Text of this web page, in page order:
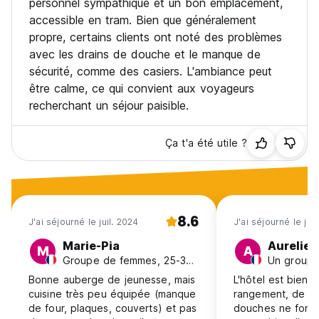
d'enregistrement, 5 euros par personne sont facturés pour
le stockage de vos bagages dans nos locaux).
POLITIQUE D'ENREGISTREMENT TARDIF :
Tout enregistrement effectué entre 21h00 et 12h00 est
considéré comme un enregistrement tardif et entraîne les
frais supplémentaires suivants :
Dortoir / Chambre partagée pour 5 EUR par personne.
Chambre privée ou réservation de groupe pour 25 EUR par
chambre.
L'heure limite d'enregistrement est minuit, mais elle doit être
communiquée et convenue avec le personnel de l'auberge
Paiement à l'arrivée en espèces ou par carte de crédit.
En cas de paiement par carte, une commission bancaire de
3 % est appliquée.
Cette propriété peut effectuer une pré-autorisation de
votre carte avant votre arrivée.
Taxes non incluses - taxe d'occupation 2 euros par
personne et par nuit. (obligatoire)
Les serviettes ne sont pas incluses - 2,5 euros par
personne et par séjour (sur demande).
personnel sympathique et un bon emplacement,
accessible en tram. Bien que généralement
propre, certains clients ont noté des problèmes
avec les drains de douche et le manque de
sécurité, comme des casiers. L'ambiance peut
être calme, ce qui convient aux voyageurs
recherchant un séjour paisible.
Ça t'a été utile ?
J'ai séjourné le juil. 2024 8.6
M Marie-Pia
Groupe de femmes, 25-30, France
Bonne auberge de jeunesse, mais
cuisine très peu équipée (manque
de four, plaques, couverts) et pas
J'ai séjourné le
A Aurelie
L'hôtel est bien
rangement, de
douches ne